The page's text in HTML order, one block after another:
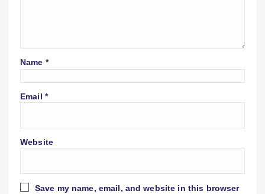
Name *
Email *
Website
Save my name, email, and website in this browser